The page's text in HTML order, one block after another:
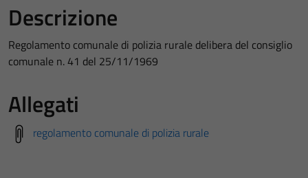
Descrizione
Regolamento comunale di polizia rurale delibera del consiglio
comunale n. 41 del 25/11/1969
Allegati
regolamento comunale di polizia rurale